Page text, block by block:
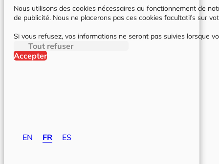
EN FR ES
Nous utilisons des cookies nécessaires au fonctionnement de
de publicité. Nous ne placerons pas ces cookies facultatifs sur
Si vous refusez, vos informations ne seront pas suivies lorsque
Tout refuser
Accepter